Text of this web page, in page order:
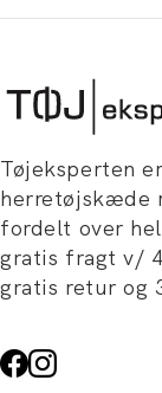
Tøjeksperten
herretøjskæde
fordelt over
gratis fragt v/
gratis retur og